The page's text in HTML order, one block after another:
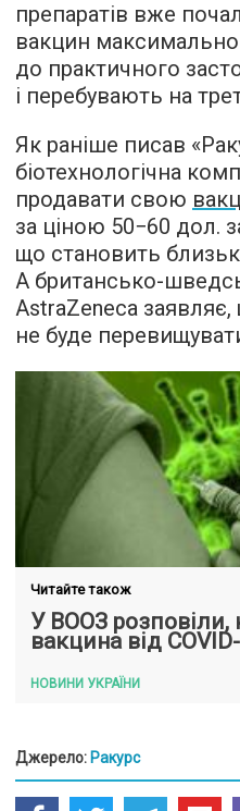
препаратів вже
вакцин
до практичного
і перебувають на
Як раніше писав
біотехнологічна
продавати свою
за ціною 50−60 дол.
що становить
А британсько-
AstraZeneca
не буде
Читайте також
У ВООЗ розповіли,
вакцина від
НОВИНИ УКРАЇНИ
Джерело: Ракурс